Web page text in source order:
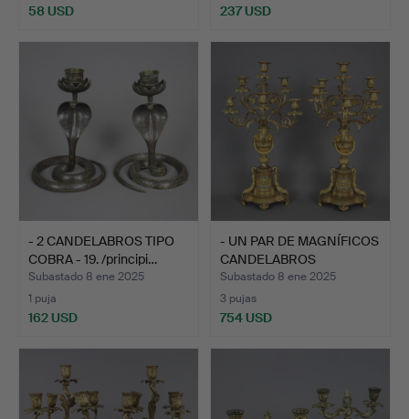
58 USD 237 USD
- 2 CANDELABROS TIPO
COBRA - 19. /principi…
Subastado 8 ene 2025
1 puja
162 USD
- UN PAR DE MAGNÍFICOS
CANDELABROS
DORADOS…
Subastado 8 ene 2025
3 pujas
754 USD